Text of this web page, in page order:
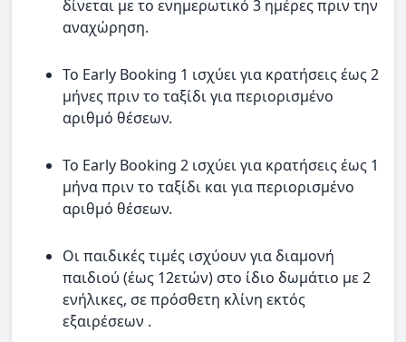
δίνεται με το ενημερωτικό 3 ημέρες πριν την
αναχώρηση.
Το Early Booking 1 ισχύει για κρατήσεις έως 2
μήνες πριν το ταξίδι για περιορισμένο
αριθμό θέσεων.
Το Early Booking 2 ισχύει για κρατήσεις έως 1
μήνα πριν το ταξίδι και για περιορισμένο
αριθμό θέσεων.
Οι παιδικές τιμές ισχύουν για διαμονή
παιδιού (έως 12ετών) στο ίδιο δωμάτιο με 2
ενήλικες, σε πρόσθετη κλίνη εκτός
εξαιρέσεων .